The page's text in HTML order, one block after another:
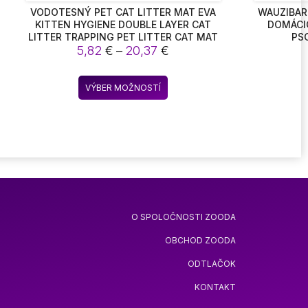
VODOTESNÝ PET CAT LITTER MAT EVA
KITTEN HYGIENE DOUBLE LAYER CAT
LITTER TRAPPING PET LITTER CAT MAT
CLEAN PAD PRODUKTY PRE MAČKY
5,82€ – 20,37€
VÝBER MOŽNOSTÍ
Tento
produkt
Možnosti
na
O SPOLOČNOSTI ZOODA
OBCHOD ZOODA
ODTLAČOK
KONTAKT